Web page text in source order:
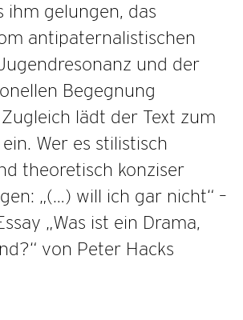
ihm gelungen, das
antipaternalistischen
und der
Begegnung
lädt der Text zum
Wer es stilistisch
theoretisch konziser
„(…) will ich gar nicht“ –
„Was ist ein Drama,
von Peter Hacks